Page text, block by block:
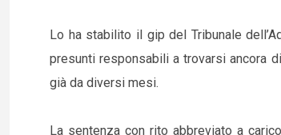
Lo ha stabilito il gip del Tribunale
presunti responsabili a trovarsi ancora
già da diversi mesi.
La sentenza con rito abbreviato a